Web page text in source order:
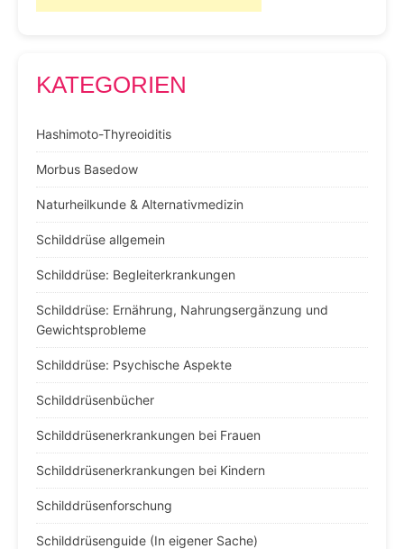
KATEGORIEN
Hashimoto-Thyreoiditis
Morbus Basedow
Naturheilkunde & Alternativmedizin
Schilddrüse allgemein
Schilddrüse: Begleiterkrankungen
Schilddrüse: Ernährung, Nahrungsergänzung und
Gewichtsprobleme
Schilddrüse: Psychische Aspekte
Schilddrüsenbücher
Schilddrüsenerkrankungen bei Frauen
Schilddrüsenerkrankungen bei Kindern
Schilddrüsenforschung
Schilddrüsenguide (In eigener Sache)